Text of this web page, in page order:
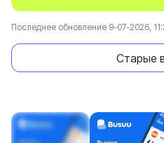
Старые
Последнее обновление 9-07-2026,